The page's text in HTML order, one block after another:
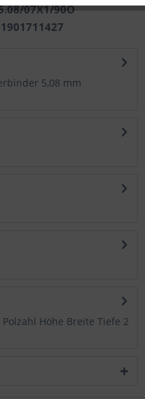
07X1/90O
5,08 mm
Höhe Breite Tiefe 2